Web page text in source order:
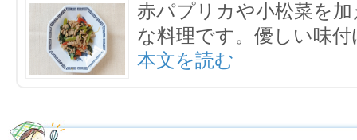
赤パプリカや小松菜を
な料理です。優しい味
本文を読む